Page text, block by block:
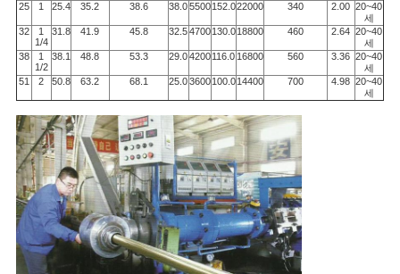
PRIVACY
POLICY
25
1 25.4 35.2 38.6 38.05500152.022000 340 2.00 20~40
세
32
1
1/4
31.8 41.9 45.8 32.54700130.018800 460 2.64 20~40
세
38
1
1/2
38.1 48.8 53.3 29.04200116.016800 560 3.36 20~40
세
51
2 50.8 63.2 68.1 25.03600100.014400 700 4.98 20~40
세